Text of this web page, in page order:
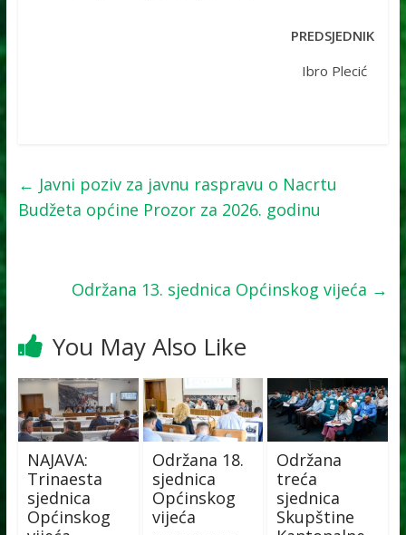
PREDSJEDNIK
Ibro Plecić
← Javni poziv za javnu raspravu o Nacrtu
Budžeta općine Prozor za 2026. godinu
Održana 13. sjednica Općinskog vijeća →
You May Also Like
NAJAVA:
Trinaesta
sjednica
Općinskog
Održana 18.
sjednica
Općinskog
vijeća
Održana
treća
sjednica
Skupštine